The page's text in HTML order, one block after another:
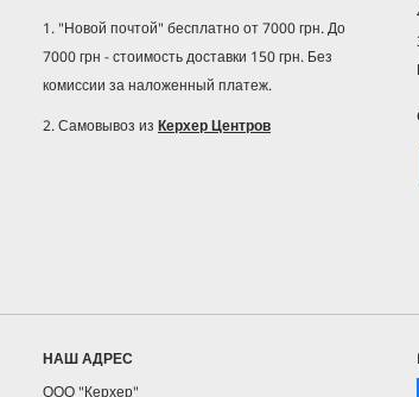
1. "Новой почтой" бесплатно от 7000 грн. До
7000 грн - стоимость доставки 150 грн. Без
комиссии за наложенный платеж.
2. Самовывоз из Керхер Центров
НАШ АДРЕС
ООО "Керхер"